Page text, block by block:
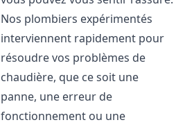
Nos plombiers expérimentés
interviennent rapidement pour
résoudre vos problèmes de
chaudière, que ce soit une
panne, une erreur de
fonctionnement ou une